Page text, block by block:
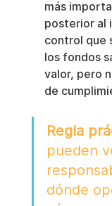
más
posterior al
control que
los fondos
valor, pero
de
Regla
pueden
dónde